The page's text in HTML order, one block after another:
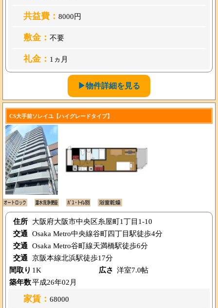
共益費： 8000円
敷金： 不要
礼金： 1ヵ月
▶物件詳細を見る
CS大手前ソレイユ【ハイグレードタイプ】
住所
大阪府大阪市中央区糸屋町1丁目1-10
交通 Osaka Metro中央線谷町四丁目駅徒歩4分
交通 Osaka Metro谷町線天満橋駅徒歩6分
交通 京阪本線北浜駅徒歩17分
間取り 1K 広さ 洋室7.0帖
築年数平成26年02月
家賃： 68000